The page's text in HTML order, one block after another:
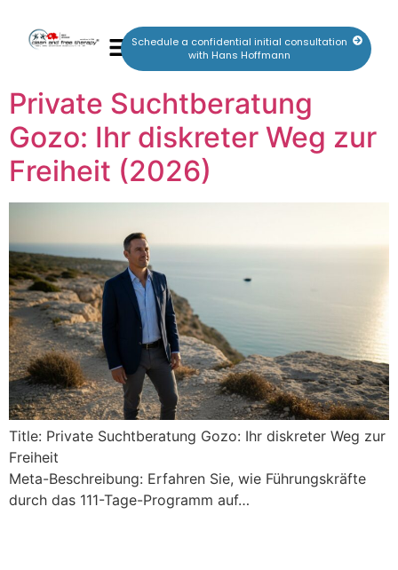
Schedule a confidential initial consultation
with Hans Hoffmann
Private Suchtberatung
Gozo: Ihr diskreter Weg zur
Freiheit (2026)
Title: Private Suchtberatung Gozo: Ihr diskreter Weg zur
Freiheit
Meta-Beschreibung: Erfahren Sie, wie Führungskräfte
durch das 111-Tage-Programm auf…